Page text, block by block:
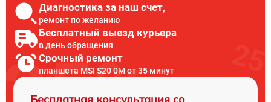
Диагностика за наш счет,
ремонт по желанию
Бесплатный выезд курьера
в день обращения
Срочный ремонт
планшета MSI S20 0M от 35 минут